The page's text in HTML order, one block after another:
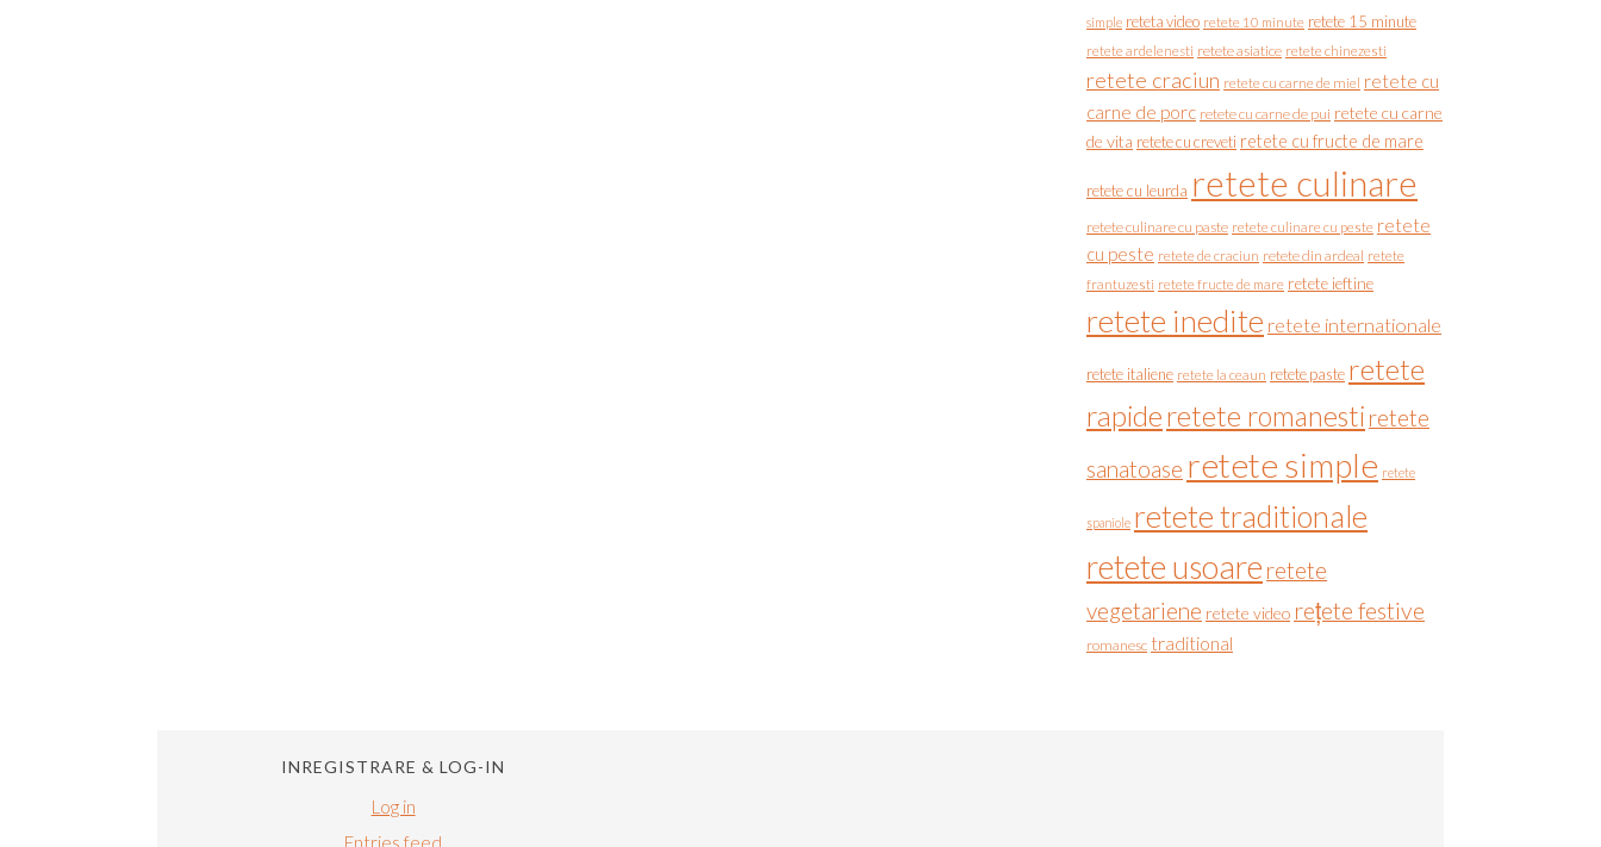
simple reteta video retete 10 minute retete 15 minute
retete ardelenesti retete asiatice retete chinezesti
retete craciun retete cu carne de miel retete cu
carne de porc retete cu carne de pui retete cu carne
de vita retete cu creveti retete cu fructe de mare
retete cu leurda retete culinare
retete culinare cu paste retete culinare cu peste retete
cu peste retete de craciun retete din ardeal retete
frantuzesti retete fructe de mare retete ieftine
retete inedite retete internationale
retete italiene retete la ceaun retete paste retete
rapideretete romanesti retete
sanatoase retete simple retete
spaniole retete traditionale
retete usoare retete
vegetariene retete video rețete festive
romanesc traditional
INREGISTRARE & LOG-IN
Log in
Entries feed